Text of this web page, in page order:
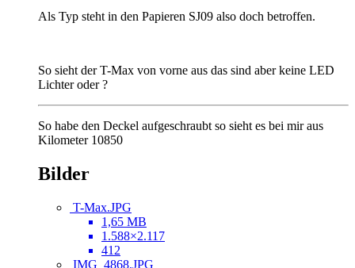
Als Typ steht in den Papieren SJ09 also doch betroffen.
So sieht der T-Max von vorne aus das sind aber keine LED
Lichter oder ?
So habe den Deckel aufgeschraubt so sieht es bei mir aus
Kilometer 10850
Bilder
T-Max.JPG
1,65 MB
1.588×2.117
412
IMG_4868.JPG